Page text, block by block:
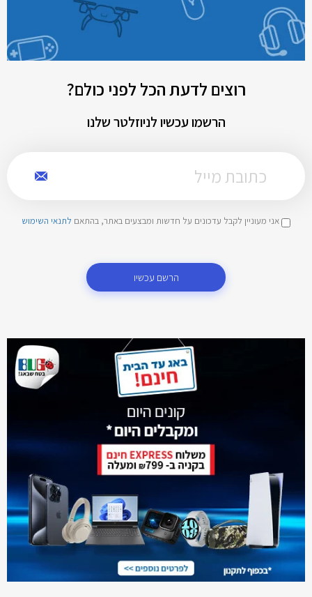
רוצים לדעת הכל לפני כולם?
הרשמו עכשיו לניוזלטר שלנו
אני מעוניין לקבל עדכונים על חדשות ומבצעים באתר, בהתאם לתנאי השימוש
הרשם עכשיו